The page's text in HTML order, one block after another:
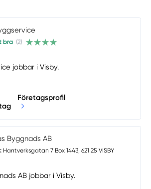
bra (2)
jobbar i Visby.
Företagsprofil
Byggnads AB
Hantverksgatan 7 Box 1443, 621 25 VISBY
AB jobbar i Visby.